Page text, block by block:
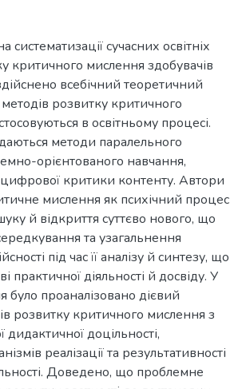
систематизації сучасних освітніх
критичного мислення здобувачів
всебічний теоретичний
розвитку критичного
в освітньому процесі.
методи паралельного
орієнтованого навчання,
цифрової критики контенту. Автори
мислення як психічний процес
й відкриття суттєво нового, що
та узагальнення
під час її аналізу й синтезу, що
практичної діяльності й досвіду. У
було проаналізовано дієвий
розвитку критичного мислення з
дидактичної доцільності,
реалізації та результативності
Доведено, що проблемне